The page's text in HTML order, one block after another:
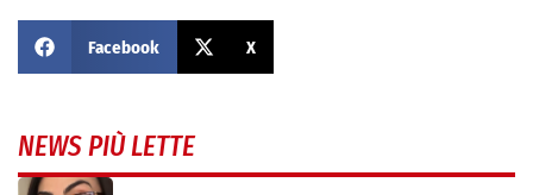
Facebook X
NEWS PIÙ LETTE